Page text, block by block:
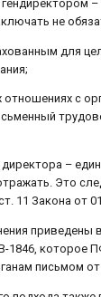
не
для
отношениях с
–
Это
11 Закона от
приведены
1846, которое
письмом